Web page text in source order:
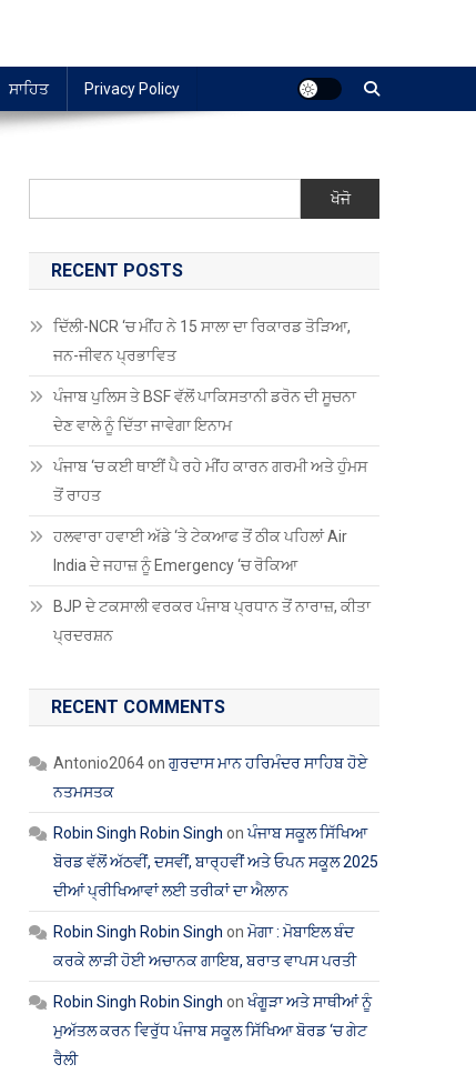
ਸਾਹਿਤ Privacy Policy
ਖੋਜੋ
RECENT POSTS
ਦਿੱਲੀ-NCR ‘ਚ ਮੀਂਹ ਨੇ 15 ਸਾਲਾ ਦਾ ਰਿਕਾਰਡ ਤੋੜਿਆ,
ਜਨ-ਜੀਵਨ ਪ੍ਰਭਾਵਿਤ
ਪੰਜਾਬ ਪੁਲਿਸ ਤੇ BSF ਵੱਲੋਂ ਪਾਕਿਸਤਾਨੀ ਡਰੋਨ ਦੀ ਸੂਚਨਾ
ਦੇਣ ਵਾਲੇ ਨੂੰ ਦਿੱਤਾ ਜਾਵੇਗਾ ਇਨਾਮ
ਪੰਜਾਬ ‘ਚ ਕਈ ਥਾਈਂ ਪੈ ਰਹੇ ਮੀਂਹ ਕਾਰਨ ਗਰਮੀ ਅਤੇ ਹੁੰਮਸ
ਤੋਂ ਰਾਹਤ
ਹਲਵਾਰਾ ਹਵਾਈ ਅੱਡੇ ‘ਤੇ ਟੇਕਆਫ ਤੋਂ ਠੀਕ ਪਹਿਲਾਂ Air
India ਦੇ ਜਹਾਜ਼ ਨੂੰ Emergency ‘ਚ ਰੋਕਿਆ
BJP ਦੇ ਟਕਸਾਲੀ ਵਰਕਰ ਪੰਜਾਬ ਪ੍ਰਧਾਨ ਤੋਂ ਨਾਰਾਜ਼, ਕੀਤਾ
ਪ੍ਰਦਰਸ਼ਨ
RECENT COMMENTS
Antonio2064onਗੁਰਦਾਸ ਮਾਨ ਹਰਿਮੰਦਰ ਸਾਹਿਬ ਹੋਏ
ਨਤਮਸਤਕ
Robin Singh Robin Singh onਪੰਜਾਬ ਸਕੂਲ ਸਿੱਖਿਆ
ਬੋਰਡ ਵੱਲੋਂ ਅੱਠਵੀਂ, ਦਸਵੀਂ, ਬਾਰ੍ਹਵੀਂ ਅਤੇ ਓਪਨ ਸਕੂਲ 2025
ਦੀਆਂ ਪ੍ਰੀਖਿਆਵਾਂ ਲਈ ਤਰੀਕਾਂ ਦਾ ਐਲਾਨ
Robin Singh Robin Singh onਮੋਗਾ : ਮੋਬਾਇਲ ਬੰਦ
ਕਰਕੇ ਲਾੜੀ ਹੋਈ ਅਚਾਨਕ ਗਾਇਬ, ਬਰਾਤ ਵਾਪਸ ਪਰਤੀ
Robin Singh Robin Singh onਖੰਗੂੜਾ ਅਤੇ ਸਾਥੀਆਂ ਨੂੰ
ਮੁਅੱਤਲ ਕਰਨ ਵਿਰੁੱਧ ਪੰਜਾਬ ਸਕੂਲ ਸਿੱਖਿਆ ਬੋਰਡ ‘ਚ ਗੇਟ
ਰੈਲੀ